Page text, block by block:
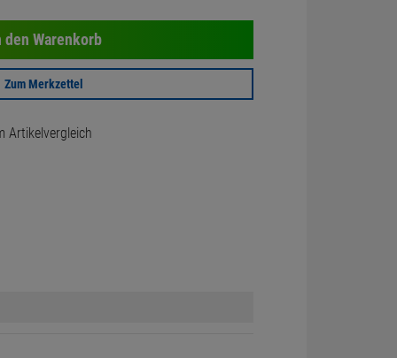
Warenkorb
Zum Merkzettel
Artikelvergleich